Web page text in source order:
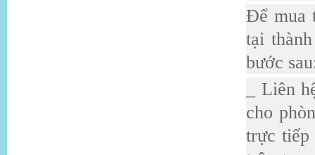
Để mua
tại
bước
_ Liên
cho
trực tiếp